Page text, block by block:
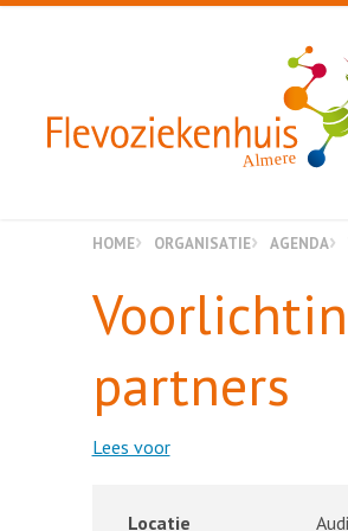
Almere
HOME ORGANISATIE AGENDA
partners
Lees voor
Locatie